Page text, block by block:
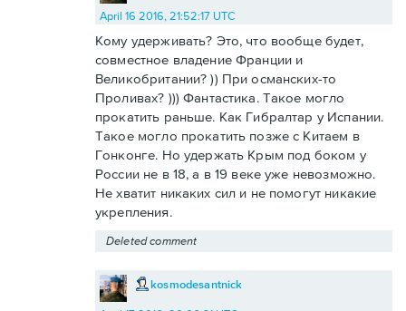
April 16 2016, 21:52:17 UTC
Кому удерживать? Это, что вообще будет,
совместное владение Франции и
Великобритании? )) При османских-то
Проливах? ))) Фантастика. Такое могло
прокатить раньше. Как Гибралтар у Испании.
Такое могло прокатить позже с Китаем в
Гонконге. Но удержать Крым под боком у
России не в 18, а в 19 веке уже невозможно.
Не хватит никаких сил и не помогут никакие
укрепления.
Deleted comment
kosmodesantnick